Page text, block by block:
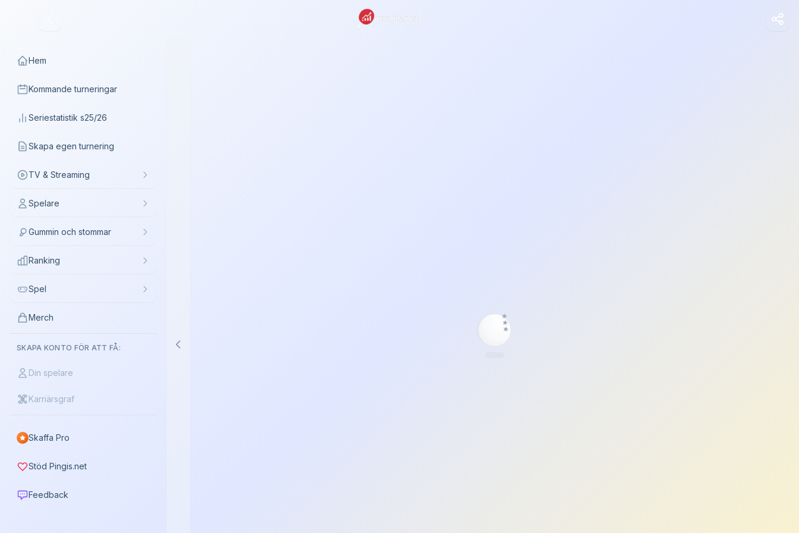
Hem
Kommande turneringar
Seriestatistik s25/26
Skapa egen turnering
TV & Streaming
Spelare
Gummin och stommar
Ranking
Spel
Merch
SKAPA KONTO FÖR ATT FÅ:
Din spelare
Karriärsgraf
Skaffa Pro
Stöd Pingis.net
Feedback